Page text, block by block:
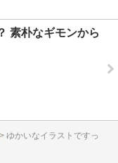
素朴なギモンから
ゆかいなイラストですっ